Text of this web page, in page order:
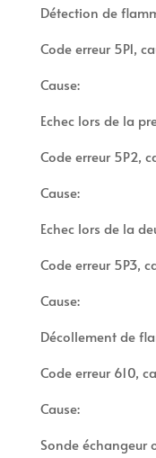
Détection de
Code erreur 5P1,
Cause:
Echec lors de la
Code erreur 5P2,
Cause:
Echec lors de la
Code erreur 5P3,
Cause:
Décollement de
Code erreur 610,
Cause:
Sonde échangeur